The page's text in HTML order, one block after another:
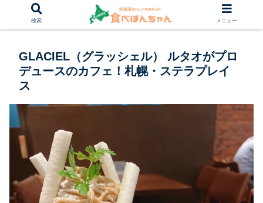
GLACIEL（グラッシェル） ルタオがプロ
デュースのカフェ！札幌・ステラプレイ
ス
検索 メニュー